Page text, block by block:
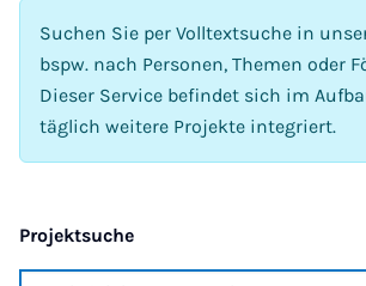
Suchen Sie per Volltextsuche in
bspw. nach Personen, Themen oder
Dieser Service befindet sich im
täglich weitere Projekte integriert.
Projektsuche